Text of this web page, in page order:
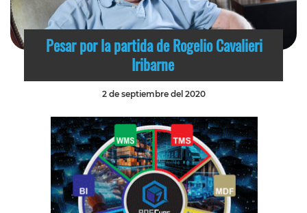
Pesar por la partida de Rogelio Cavalieri
Iribarne
2 de septiembre del 2020